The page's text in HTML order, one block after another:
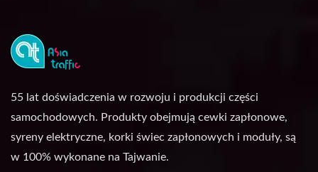
55 lat doświadczenia w rozwoju i produkcji części
samochodowych. Produkty obejmują cewki zapłonowe,
syreny elektryczne, korki świec zapłonowych i moduły, są
w 100% wykonane na Tajwanie.